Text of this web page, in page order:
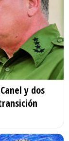
y dos